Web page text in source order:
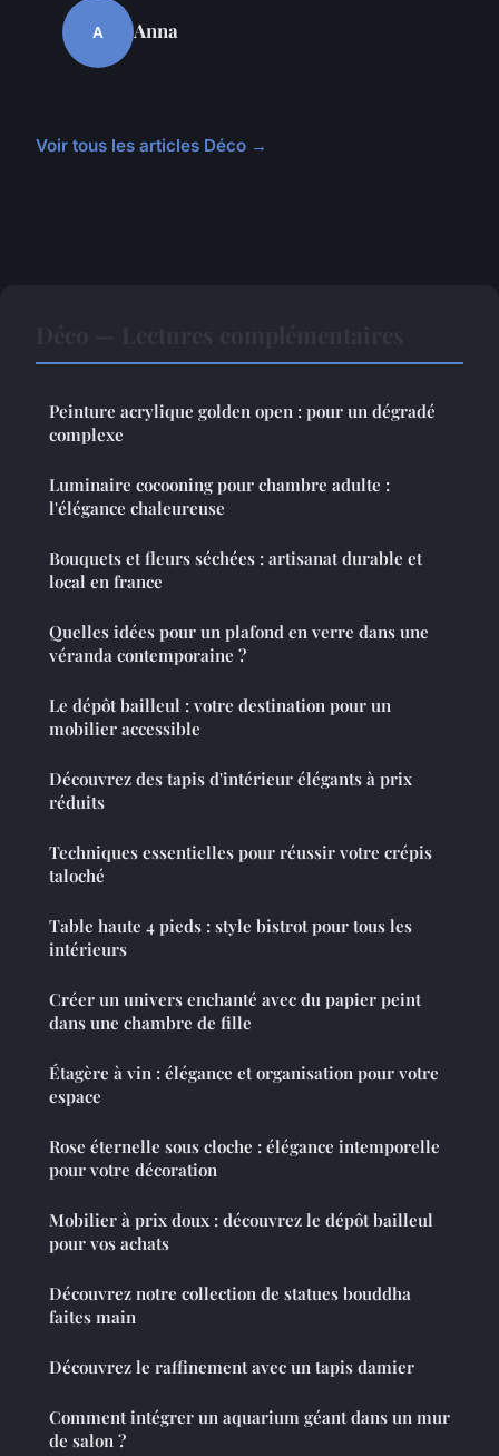
A Anna
Voir tous les articles Déco →
Peinture acrylique golden open : pour un dégradé
complexe
Luminaire cocooning pour chambre adulte :
l'élégance chaleureuse
Bouquets et fleurs séchées : artisanat durable et
local en france
Quelles idées pour un plafond en verre dans une
véranda contemporaine ?
Le dépôt bailleul : votre destination pour un
mobilier accessible
Découvrez des tapis d'intérieur élégants à prix
réduits
Techniques essentielles pour réussir votre crépis
taloché
Table haute 4 pieds : style bistrot pour tous les
intérieurs
Créer un univers enchanté avec du papier peint
dans une chambre de fille
Étagère à vin : élégance et organisation pour votre
espace
Rose éternelle sous cloche : élégance intemporelle
pour votre décoration
Mobilier à prix doux : découvrez le dépôt bailleul
pour vos achats
Découvrez notre collection de statues bouddha
faites main
Découvrez le raffinement avec un tapis damier
Comment intégrer un aquarium géant dans un mur
de salon ?